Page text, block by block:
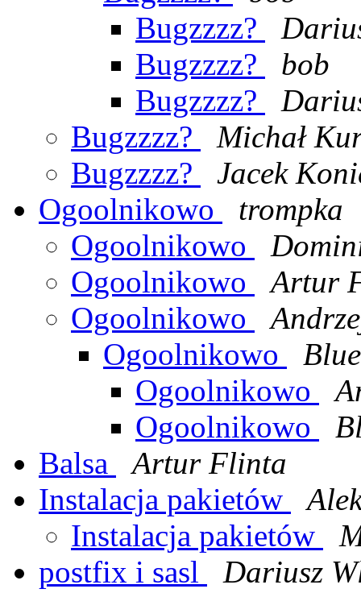
Bugzzzz?
Bugzzzz?
bob
Bugzzzz?
Bugzzzz?
Michał
Bugzzzz?
Jacek
Ogoolnikowo
trompka
Ogoolnikowo
Ogoolnikowo
Artur
Ogoolnikowo
Ogoolnikowo
Ogoolnikowo
Ogoolnikowo
Balsa
Artur Flinta
Instalacja pakietów
Instalacja pakietów
postfix i sasl
Dariusz